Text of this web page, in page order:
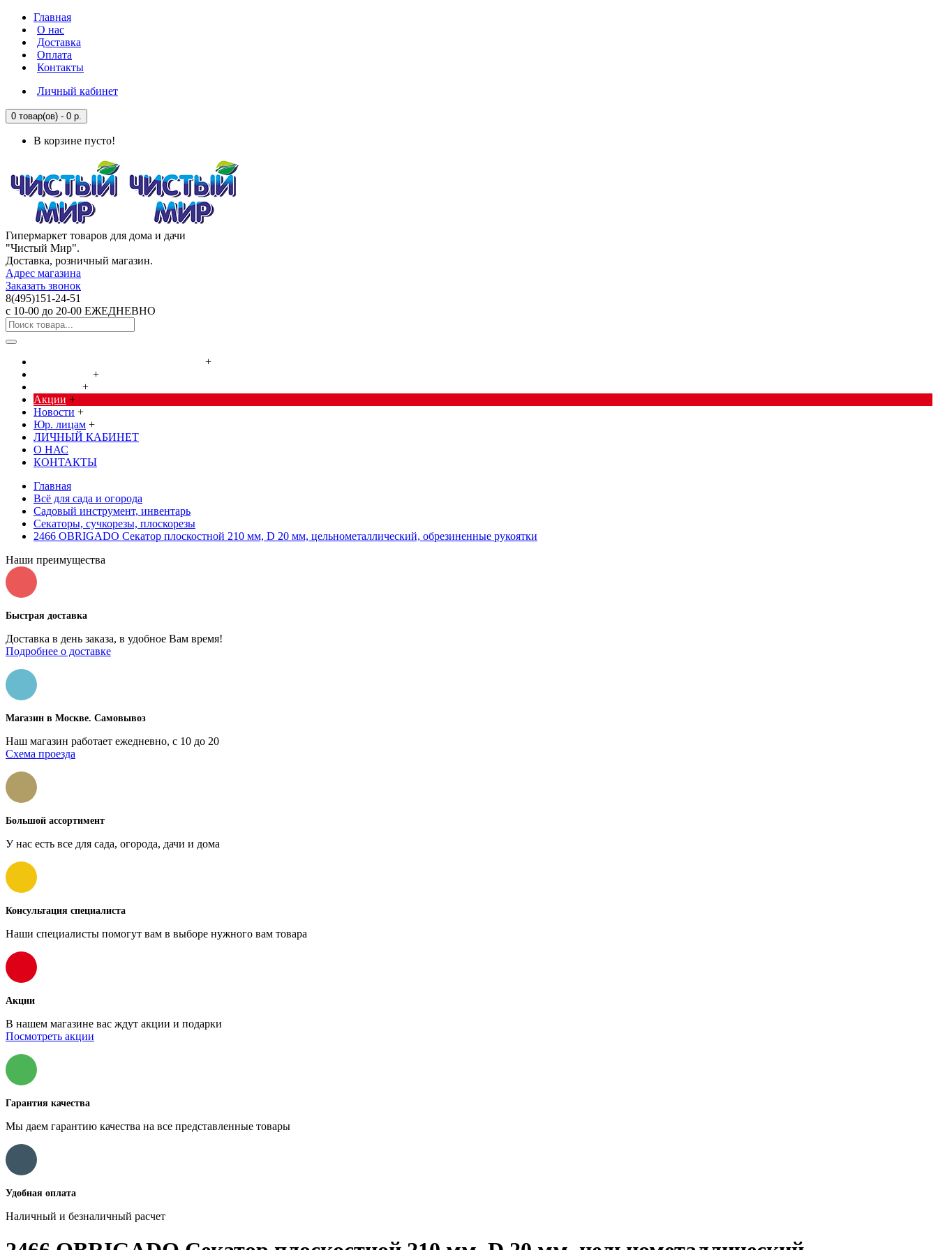
Главная
О нас
Доставка
Оплата
Контакты
Личный кабинет
0 товар(ов) - 0 р.
В корзине пусто!
Гипермаркет товаров для дома и дачи
"Чистый Мир".
Доставка, розничный магазин.
Адрес магазина
Заказать звонок
8(495)151-24-51
с 10-00 до 20-00 ЕЖЕДНЕВНО
+
+
+
Акции +
Новости +
Юр. лицам +
ЛИЧНЫЙ КАБИНЕТ
О НАС
КОНТАКТЫ
Главная
Всё для сада и огорода
Садовый инструмент, инвентарь
Секаторы, сучкорезы, плоскорезы
2466 OBRIGADO Секатор плоскостной 210 мм, D 20 мм, цельнометаллический, обрезиненные рукоятки
Наши преимущества
Быстрая доставка
Доставка в день заказа, в удобное Вам время!
Подробнее о доставке
Магазин в Москве. Самовывоз
Наш магазин работает ежедневно, с 10 до 20
Схема проезда
Большой ассортимент
У нас есть все для сада, огорода, дачи и дома
Консультация специалиста
Наши специалисты помогут вам в выборе нужного вам товара
Акции
В нашем магазине вас ждут акции и подарки
Посмотреть акции
Гарантия качества
Мы даем гарантию качества на все представленные товары
Удобная оплата
Наличный и безналичный расчет